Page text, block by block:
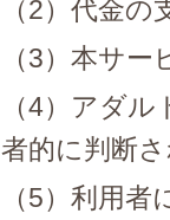
（2）代金
（3）本サ
（4）アダ
者的に判断
（5）利用